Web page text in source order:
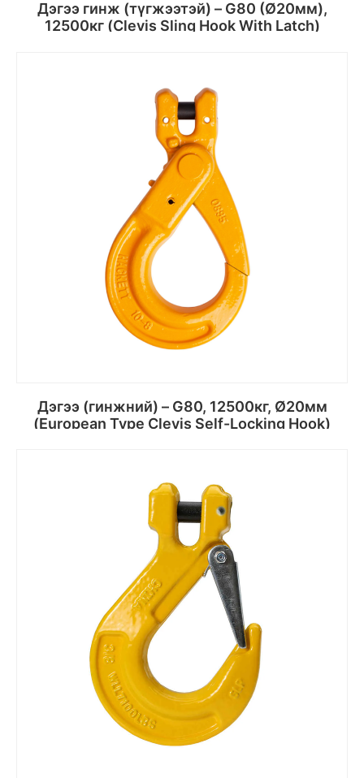
Дэгээ гинж (түгжээтэй) – G80 (Ø20мм),
12500кг (Clevis Sling Hook With Latch)
Сагсанд хийх
Дэгээ (гинжний) – G80, 12500кг, Ø20мм
(European Type Clevis Self-Locking Hook)
Сагсанд хийх